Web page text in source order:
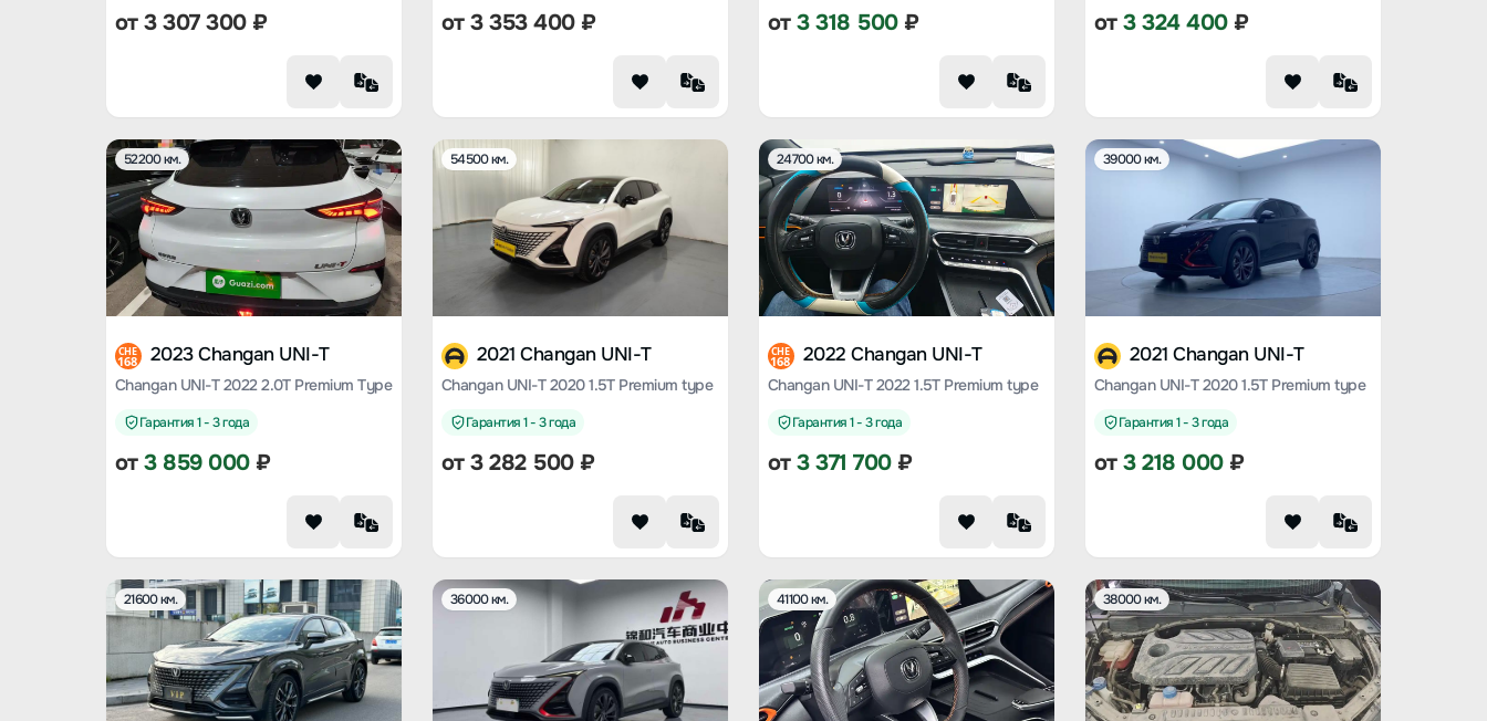
от3 307 300₽ от3 353 400₽ от3 318 500₽ от3 324 400₽
52200 км.
CHE
168 2023 Changan UNI-T
Changan UNI-T 2022 2.0T Premium Type
Гарантия 1 - 3 года
от3 859 000₽
54500 км.
2021 Changan UNI-T
Changan UNI-T 2020 1.5T Premium type
Гарантия 1 - 3 года
от3 282 500₽
24700 км.
CHE
168 2022 Changan UNI-T
Changan UNI-T 2022 1.5T Premium type
Гарантия 1 - 3 года
от3 371 700₽
39000 км.
2021 Changan UNI-T
Changan UNI-T 2020 1.5T Premium type
Гарантия 1 - 3 года
от3 218 000₽
21600 км. 36000 км. 41100 км. 38000 км.